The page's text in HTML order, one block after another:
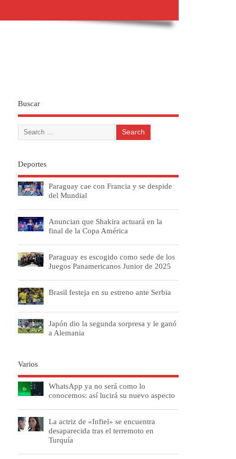
Buscar
Deportes
Paraguay cae con Francia y se despide
del Mundial
Anuncian que Shakira actuará en la
final de la Copa América
Paraguay es escogido como sede de los
Juegos Panamericanos Junior de 2025
Brasil festeja en su estreno ante Serbia
Japón dio la segunda sorpresa y le ganó
a Alemania
Varios
WhatsApp ya no será como lo
conocemos: así lucirá su nuevo aspecto
La actriz de «Infiel» se encuentra
desaparecida tras el terremoto en
Turquía